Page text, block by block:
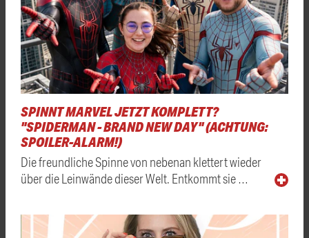
SPINNT MARVEL JETZT KOMPLETT?
"SPIDERMAN - BRAND NEW DAY" (ACHTUNG:
SPOILER-ALARM!)
Die freundliche Spinne von nebenan klettert wieder
über die Leinwände dieser Welt. Entkommt sie …